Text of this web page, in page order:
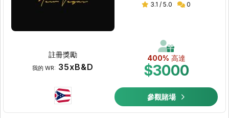
3.1 / 5.0 0
400% 高達
$3000
註冊獎勵
我的 WR: 35xB&D
參觀賭場